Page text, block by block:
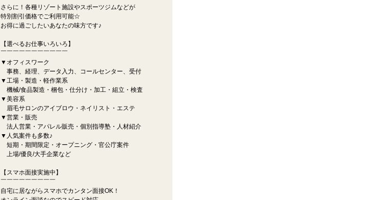
さらに！各種リゾート施設やスポーツジムなどが
特別割引価格でご利用可能☆
お得に過ごしたいあなたの味方です♪
【選べるお仕事いろいろ】
￣￣￣￣￣￣￣￣￣￣￣
▼オフィスワーク
事務、経理、データ入力、コールセンター、受付
▼工場・製造・軽作業系
機械/食品製造・梱包・仕分け・加工・組立・検査
▼美容系
眉毛サロンのアイブロウ・ネイリスト・エステ
▼営業・販売
法人営業・アパレル販売・個別指導塾・人材紹介
▼人気案件も多数♪
短期・期間限定・オープニング・官公庁案件
上場/優良/大手企業など
【スマホ面接実施中】
￣￣￣￣￣￣￣￣￣
自宅に居ながらスマホでカンタン面接OK！